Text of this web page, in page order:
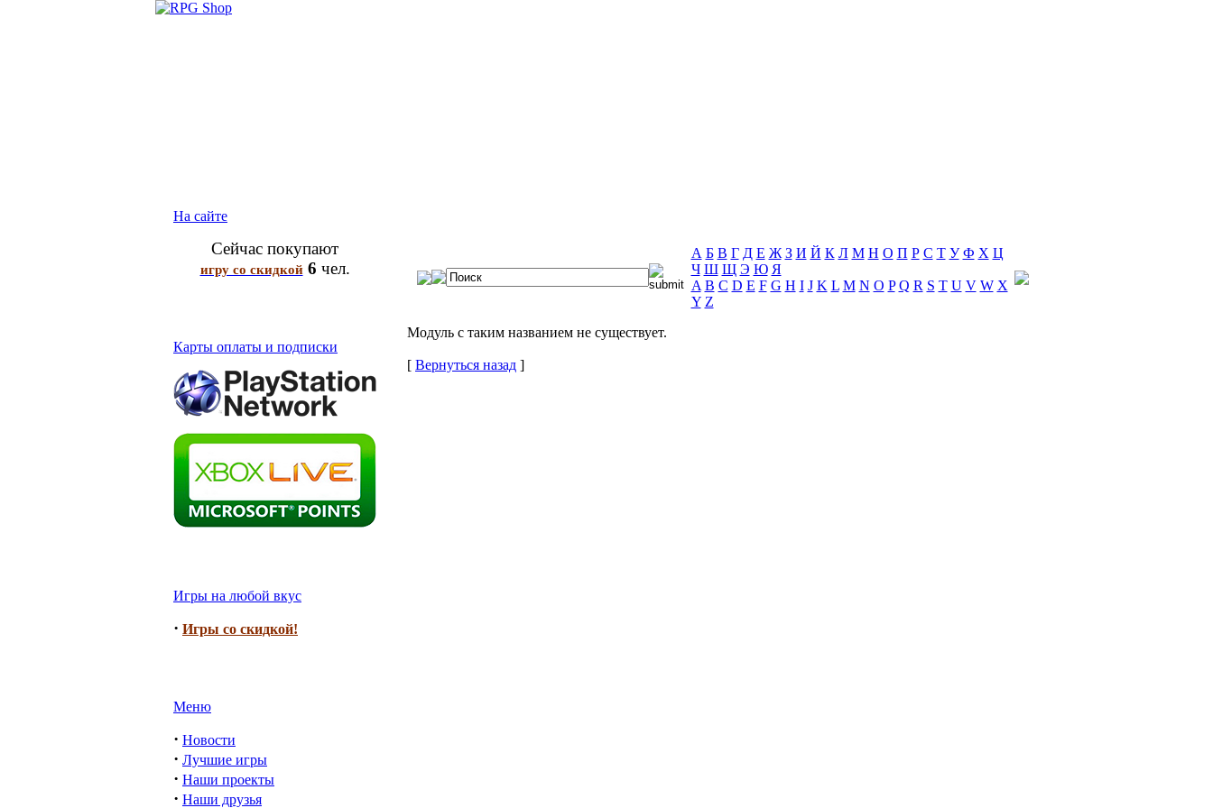
На сайте
Сейчас покупают
игру со скидкой 6 чел.
Карты оплаты и подписки
Игры на любой вкус
· Игры со скидкой!
Меню
· Новости
· Лучшие игры
· Наши проекты
· Наши друзья
А Б В Г Д Е Ж З И Й К Л М Н О П Р С Т У Ф Х Ц
Ч Ш Щ Э Ю Я
A B C D E F G H I J K L M N O P Q R S T U V W X
Y Z
Модуль с таким названием не существует.
[ Вернуться назад ]